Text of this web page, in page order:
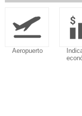
Aeropuerto